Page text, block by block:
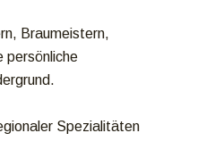
Braumeistern,
persönliche
Spezialitäten